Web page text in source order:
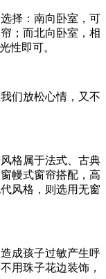
择：南向卧室，可
；而北向卧室，相
性即可。
们放松心情，又不
格属于法式、古典
幔式窗帘搭配，高
风格，则选用无窗
成孩子过敏产生呼
用珠子花边装饰，